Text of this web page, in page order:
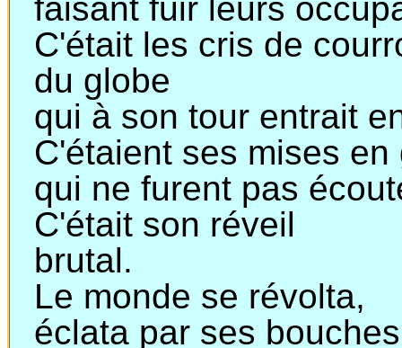
faisant fuir leurs
C'était les cris de
du globe
qui à son tour entrait
C'étaient ses mises en
qui ne furent pas
C'était son réveil
brutal.
Le monde se révolta,
éclata par ses